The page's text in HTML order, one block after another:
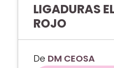
LIGADURAS
ROJO
De DM CEOSA